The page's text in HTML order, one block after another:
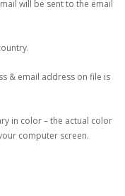
will be sent to the email
& email address on file is
in color – the actual color
computer screen.